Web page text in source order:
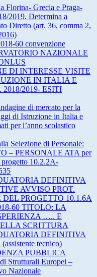
Florina- Grecia e Praga-
2019. Determina a
Diretto (art. 36, comma 2,
60 convenzione
NAZIONALE
DI INTERESSE VISITE
IN ITALIA E
2018/2019- ESITI
di mercato per la
di Istruzione in Italia e
per l’anno scolastico
Selezione di Personale:
– PERSONALE ATA per
10.2.2A-
DEFINITIVA
AVVISO PROT.
PROGETTO 10.1.6A
60 TITOLO: LA
….. E
SCRITTURA
DEFINITIVA
tecnico)
PUBBLICA
Strutturali Europei –
Nazionale